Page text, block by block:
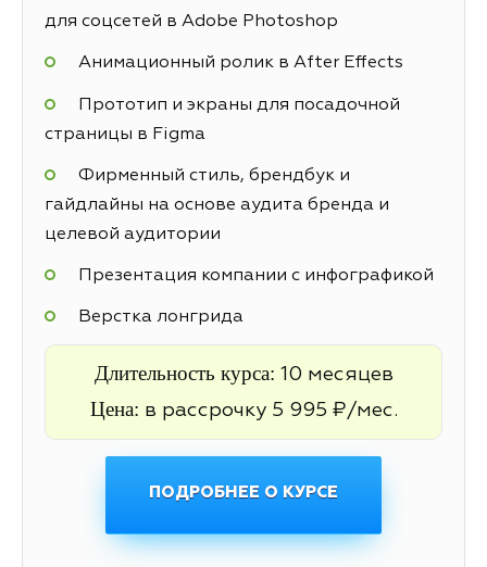
для соцсетей в Adobe Photoshop
Анимационный ролик в After Effects
Прототип и экраны для посадочной
страницы в Figma
Фирменный стиль, брендбук и
гайдлайны на основе аудита бренда и
целевой аудитории
Презентация компании с инфографикой
Верстка лонгрида
Длительность курса: 10 месяцев
Цена: в рассрочку 5 995 ₽/мес.
ПОДРОБНЕЕ О КУРСЕ